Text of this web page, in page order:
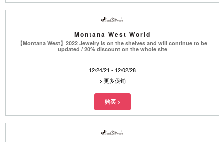
Montana West World
【Montana West】2022 Jewelry is on the shelves and will continue to be
updated / 20% discount on the whole site
12/24/21 - 12/02/28
> 更多促销